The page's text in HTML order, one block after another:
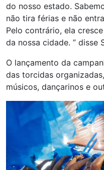
do nosso estado.
não tira férias e não
Pelo contrário, ela
da nossa cidade. ” disse
O lançamento da
das torcidas
músicos, dançarinos e